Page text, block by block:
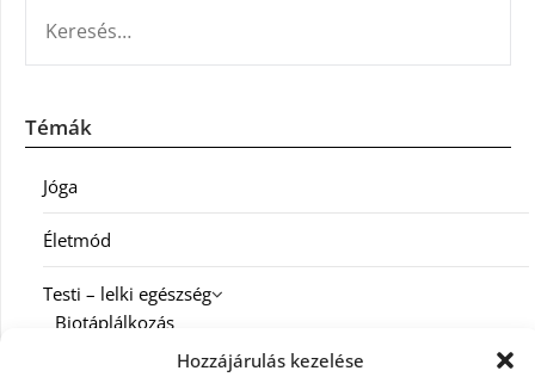
Hozzájárulás kezelése
Témák
Jóga
Életmód
Testi – lelki egészség
Biotáplálkozás